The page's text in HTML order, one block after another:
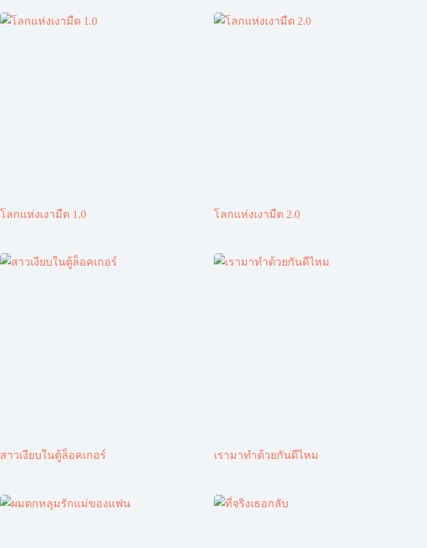
โลกแห่งเงามืด 1.0 โลกแห่งเงามืด 2.0
สาวเงียบในตู้ล็อคเกอร์ เรามาทำด้วยกันดีไหม